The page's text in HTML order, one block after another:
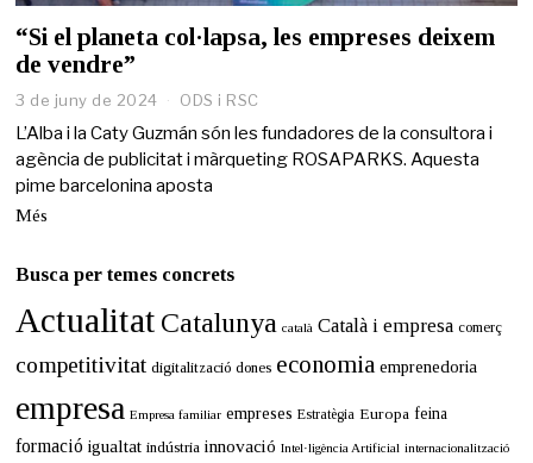
“Si el planeta col·lapsa, les empreses deixem
de vendre”
3 de juny de 2024 3
e
j
u
e
0
2
ODS i RSC
L’Alba i la Caty Guzmán són les fundadores de la consultora i
agència de publicitat i màrqueting ROSAPARKS. Aquesta
pime barcelonina aposta
Més
Busca per temes concrets
Actualitat Catalunya català Català i empresa comerç
competitivitat digitalització dones economia emprenedoria
empresa Empresa familiar empreses Estratègia Europa feina
formació igualtat indústria innovació Intel·ligència Artificial internacionalització